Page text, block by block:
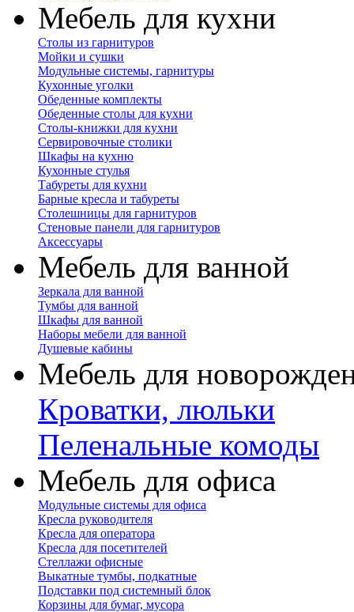
Мебель для кухни
Столы из гарнитуров
Мойки и сушки
Модульные системы, гарнитуры
Кухонные уголки
Обеденные комплекты
Обеденные столы для кухни
Столы-книжки для кухни
Сервировочные столики
Шкафы на кухню
Кухонные стулья
Табуреты для кухни
Барные кресла и табуреты
Столешницы для гарнитуров
Стеновые панели для гарнитуров
Аксессуары
Мебель для ванной
Зеркала для ванной
Тумбы для ванной
Шкафы для ванной
Наборы мебели для ванной
Душевые кабины
Мебель для
Кроватки, люльки
Пеленальные комоды
Мебель для офиса
Модульные системы для офиса
Кресла руководителя
Кресла для оператора
Кресла для посетителей
Стеллажи офисные
Выкатные тумбы, подкатные
Подставки под системный блок
Корзины для бумаг, мусора